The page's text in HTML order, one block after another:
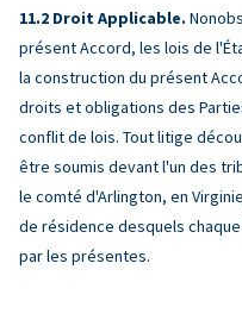
Droit Applicable.
présent Accord, les lois de
la construction du présent
droits et obligations des
conflit de lois. Tout litige
être soumis devant l'un des
le comté d'Arlington, en
de résidence desquels
par les présentes.